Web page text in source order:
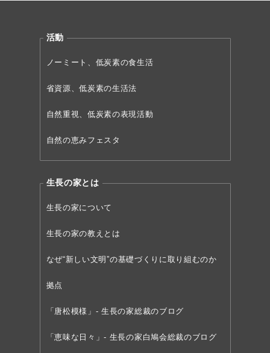
活動
ノーミート、低炭素の食生活
省資源、低炭素の生活法
自然重視、低炭素の表現活動
自然の恵みフェスタ
生長の家とは
生長の家について
生長の家の教えとは
なぜ“新しい文明”の基礎づくりに取り組むのか
拠点
「唐松模様」- 生長の家総裁のブログ
「恵味な日々」- 生長の家白鳩会総裁のブログ